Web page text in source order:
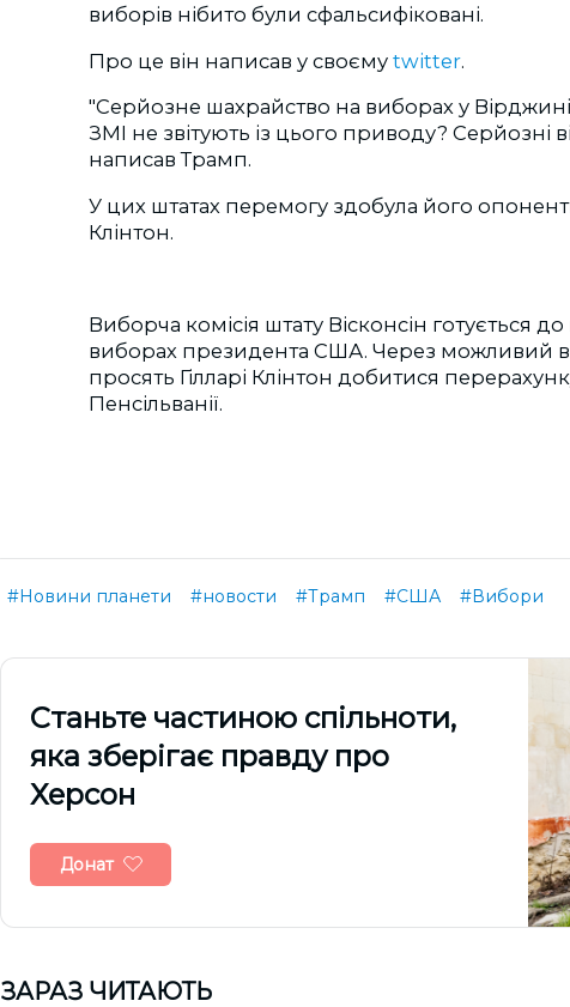
виборів нібито були сфальсифіковані.
Про це він написав у своєму twitter.
"Серйозне шахрайство на виборах у
ЗМІ не звітують із цього приводу? Серйозні
написав Трамп.
У цих штатах перемогу здобула його
Клінтон.
Виборча комісія штату Вісконсін готується
виборах президента США. Через можливий
просять Гілларі Клінтон добитися
Пенсільванії.
#Новини планети #новости #Трамп #США #Вибори
Cтаньте частиною спільноти,
яка зберігає правду про
Херсон
Донат
ЗАРАЗ ЧИТАЮТЬ